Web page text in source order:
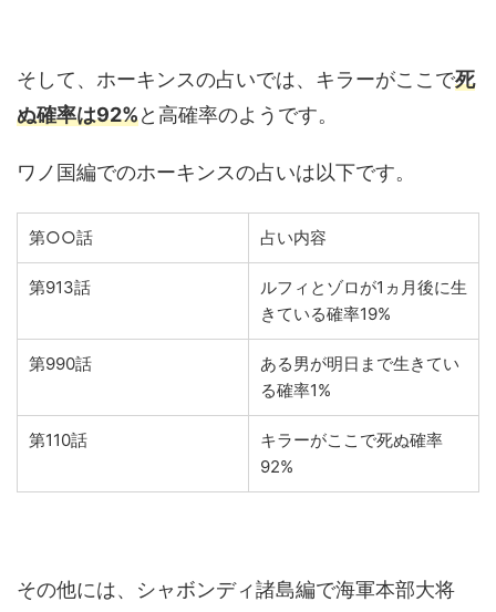
そして、ホーキンスの占いでは、キラーがここで死
ぬ確率は92%と高確率のようです。
ワノ国編でのホーキンスの占いは以下です。
第○○話 占い内容
第913話
ルフィとゾロが1ヵ月後に生
きている確率19%
第990話
ある男が明日まで生きてい
る確率1%
第110話
キラーがここで死ぬ確率
92%
その他には、シャボンディ諸島編で海軍本部大将